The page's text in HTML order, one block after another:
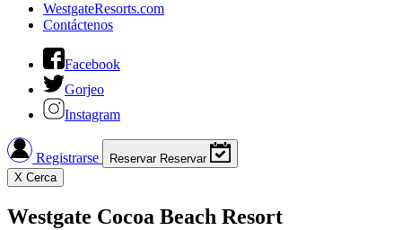
WestgateResorts.com
Contáctenos
Facebook
Gorjeo
Instagram
Registrarse Reservar Reservar
X Cerca
Westgate Cocoa Beach Resort